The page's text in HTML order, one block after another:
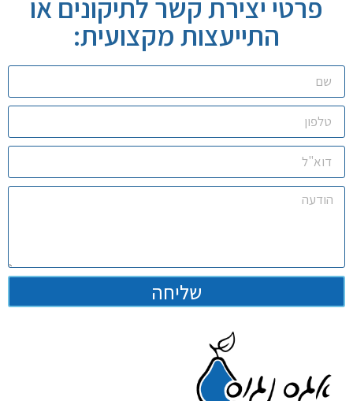
פרטי יצירת קשר לתיקונים או
התייעצות מקצועית:
שליחה